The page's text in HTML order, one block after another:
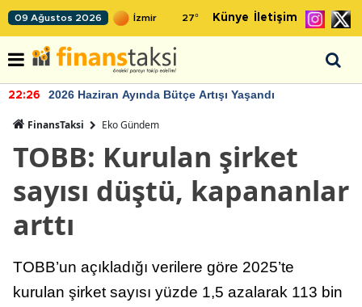
09 Ağustos 2026 27° Künye İletişim
22:26 2026 Haziran Ayında Bütçe Artışı Yaşandı
FinansTaksi Eko Gündem
TOBB: Kurulan şirket
sayısı düştü, kapananlar
arttı
TOBB’un açıkladığı verilere göre 2025’te
kurulan şirket sayısı yüzde 1,5 azalarak 113 bin